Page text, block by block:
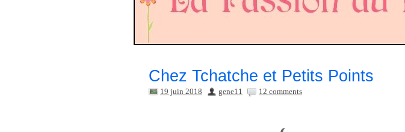
Chez Tchatche et Petits Points
19 juin 2018 gene11 12 comments